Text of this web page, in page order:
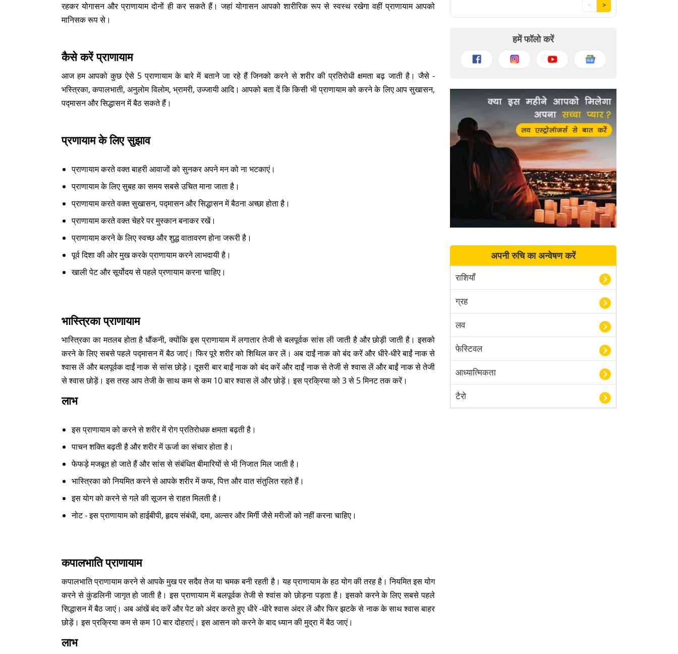
रहकर योगासन और प्राणायाम दोनों ही कर सकते हैं। जहां योगासन आपको शारीरिक रूप से स्वस्थ रखेगा वहीं प्राणायाम आपको
मानिसक रूप से।
कैसे करें प्राणायाम
आज हम आपको कुछ ऐसे 5 प्राणायाम के बारे में बताने जा रहे हैं जिनको करने से शरीर की प्रतिरोधी क्षमता बढ़ जाती है। जैसे -
भस्त्रिका, कपालभाती, अनुलोम विलोम, भ्रामरी, उज्जायी आदि। आपको बता दें कि किसी भी प्राणायाम को करने के लिए आप सुखासन,
पद्मासन और सिद्धासन में बैठ सकते हैं।
प्रणायाम के लिए सुझाव
प्राणायाम करते वक्त बाहरी आवाजों को सुनकर अपने मन को ना भटकाएं।
प्राणायाम के लिए सुबह का समय सबसे उचित माना जाता है।
प्राणायाम करते वक्त सुखासन, पद्मासन और सिद्धासन में बैठना अच्छा होता है।
प्राणायाम करते वक्त चेहरे पर मुस्कान बनाकर रखें।
प्राणायाम करने के लिए स्वच्छ और शुद्ध वातावरण होना जरूरी है।
पूर्व दिशा की ओर मुख करके प्राणायाम करने लाभदायी है।
खाली पेट और सूर्योदय से पहले प्रणायाम करना चाहिए।
भास्त्रिका प्राणायाम
भास्त्रिका का मतलब होता है धौंकनी, क्योंकि इस प्राणायाम में लगातार तेजी से बलपूर्वक सांस ली जाती है और छोड़ी जाती है। इसको
करने के लिए सबसे पहले पद्मासन में बैठ जाएं। फिर पूरे शरीर को शिथिल कर लें। अब दाईं नाक को बंद करें और धीरे-धीरे बाईं नाक से
श्वास लें और बलपूर्वक दाईं नाक से सांस छोड़े। दूसरी बार बाईं नाक को बंद करें और दाईं नाक से तेजी से श्वास लें और बाईं नाक से तेजी
से श्वास छोड़ें। इस तरह आप तेजी के साथ कम से कम 10 बार श्वास लें और छोड़ें। इस प्रक्रिया को 3 से 5 मिनट तक करें।
लाभ
इस प्राणायाम को करने से शरीर में रोग प्रतिरोधक क्षमता बढ़ती है।
पाचन शक्ति बढ़ती है और शरीर में ऊर्जा का संचार होता है।
फेफड़े मजबूत हो जाते हैं और सांस से संबंधित बीमारियों से भी निजात मिल जाती है।
भास्त्रिका को नियमित करने से आपके शरीर में कफ, पित्त और वात संतुलित रहते हैं।
इस योग को करने से गले की सूजन से राहत मिलती है।
नोट - इस प्राणायाम को हाईबीपी, हृदय संबंधी, दमा, अल्सर और मिर्गी जैसे मरीजों को नहीं करना चाहिए।
कपालभाति प्राणायाम
कपालभाति प्राणायाम करने से आपके मुख पर सदैव तेज या चमक बनी रहती है। यह प्राणायाम के हठ योग की तरह है। नियमित इस योग
करने से कुंडलिनी जागृत हो जाती है। इस प्राणायाम में बलपूर्वक तेजी से श्वांस को छोड़ना पड़ता है। इसको करने के लिए सबसे पहले
सिद्धासन में बैठ जाएं। अब आंखें बंद करें और पेट को अंदर करते हुए धीरे -धीरे श्वास अंदर लें और फिर झटके से नाक के साथ श्वास बाहर
छोड़ें। इस प्रक्रिया कम से कम 10 बार दोहराएं। इस आसन को करने के बाद ध्यान की मुद्रा में बैठ जाएं।
लाभ
< >
हमें फॉलो करें
अपनी रुचि का अन्वेषण करें
राशियाँ
ग्रह
लव
फेस्टिवल
आध्यात्मिकता
टैरो